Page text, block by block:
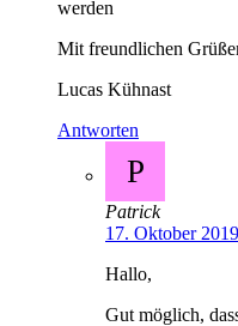
werden
Mit freundlichen
Lucas Kühnast
Antworten
P
Patrick
17. Oktober
Hallo,
Gut möglich,